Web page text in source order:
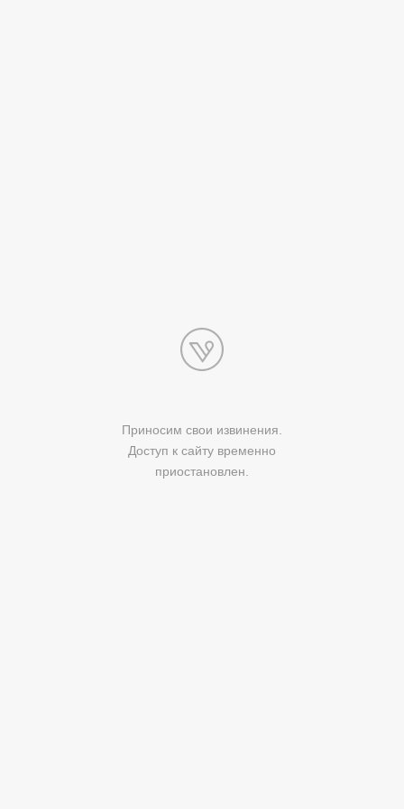
Приносим свои извинения.
Доступ к сайту временно
приостановлен.